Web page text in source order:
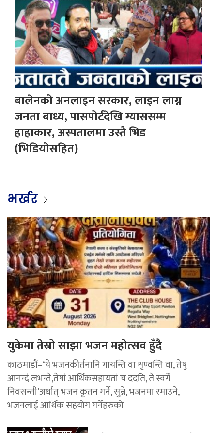
बालेनको अनलाइन सरकार, लाइन लाग्न
जनता बाध्य, पासपोर्टदेखि ग्याससम्म
हाहाकार, अस्पतालमा उस्तै भिड
(भिडियोसहित)
भर्खर
युकेमा तेस्रो साझा भजन महोत्सव हुँदै
काठमाडौं–‘ये भजनकीर्तनानि गायन्ति वा शृण्वन्ति वा, तेषु
आनन्दं लभन्ते,तेषां आर्थिकसहायतां च ददति, ते स्वर्गे
निवसन्ती’अर्थात् भजन कृतन गर्ने, सुन्ने, भजनमा रमाउने,
भजनलाई आर्थिक सहयोग गर्नेहरुको